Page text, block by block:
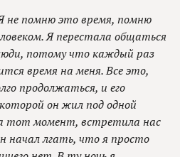
не помню это время, помню
Я перестала общаться
потому что каждый раз
время на меня. Все это,
продолжаться, и его
он жил под одной
тот момент, встретила нас
начал лгать, что я просто